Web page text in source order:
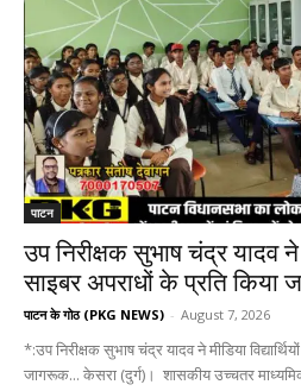
पाटन
उप निरीक्षक सुभाष चंद्र यादव ने
साइबर अपराधों के प्रति किया
पाटन के गोठ (PKG NEWS) - August 7, 2026
*:उप निरीक्षक सुभाष चंद्र यादव ने मीडिया
जागरूक... केसरा (दुर्ग)। शासकीय उच्चतर